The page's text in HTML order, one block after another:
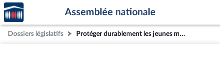
Aller au contenu
Aller en bas de la page
Accèder
à la
page
d'accueil
Assemblée nationale
Dossiers législatifs Protéger durablement les jeunes majeurs de l’aide sociale à l’enfance et de la protection judiciaire de la jeunesse